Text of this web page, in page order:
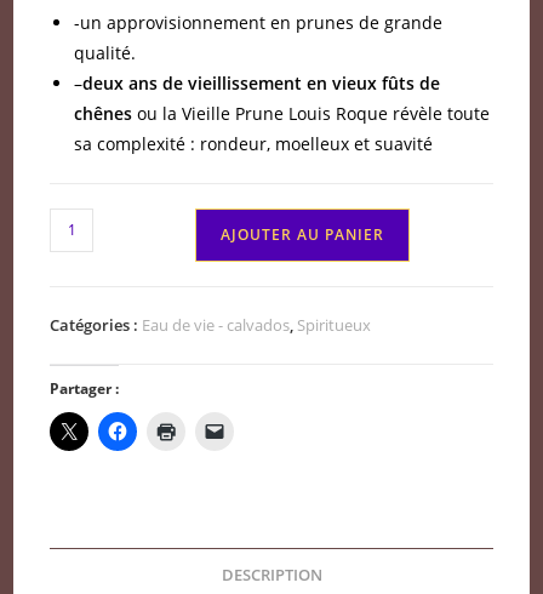
-un approvisionnement en prunes de grande
qualité.
–deux ans de vieillissement en vieux fûts de
chênes ou la Vieille Prune Louis Roque révèle toute
sa complexité : rondeur, moelleux et suavité
quantité
de
Réserve
Louis
Roque
AJOUTER AU PANIER
Catégories : Eau de vie - calvados Spiritueux
Partager :
DESCRIPTION